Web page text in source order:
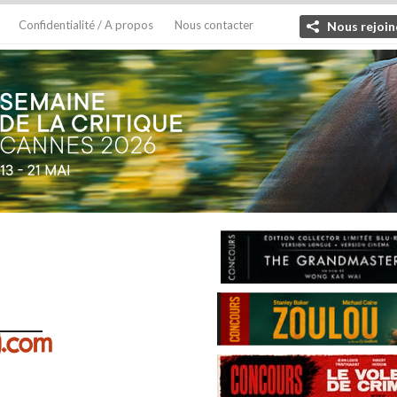
Confidentialité / A propos Nous contacter Nous